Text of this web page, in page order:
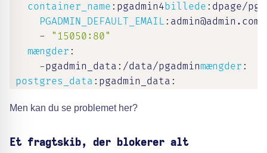
container_name : pgadmin4billede : dpage/
PGADMIN_DEFAULT_EMAIL : admin@admin.com
-
"15050:80"
mængder :
-pgadmin_data : /data/pgadminmængder :
postgres_data : pgadmin_data :
Men kan du se problemet her?
Et fragtskib, der blokerer alt